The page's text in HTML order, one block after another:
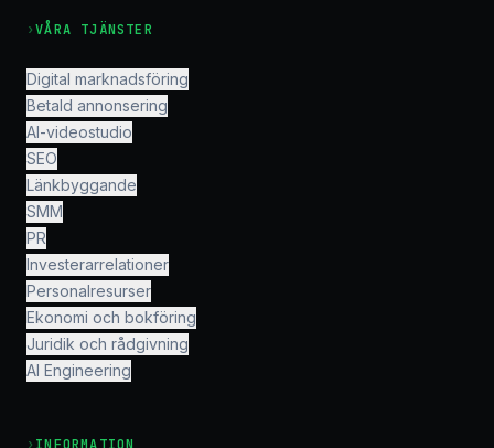
›VÅRA TJÄNSTER
Digital marknadsföring
Betald annonsering
AI-videostudio
SEO
Länkbyggande
SMM
PR
Investerarrelationer
Personalresurser
Ekonomi och bokföring
Juridik och rådgivning
AI Engineering